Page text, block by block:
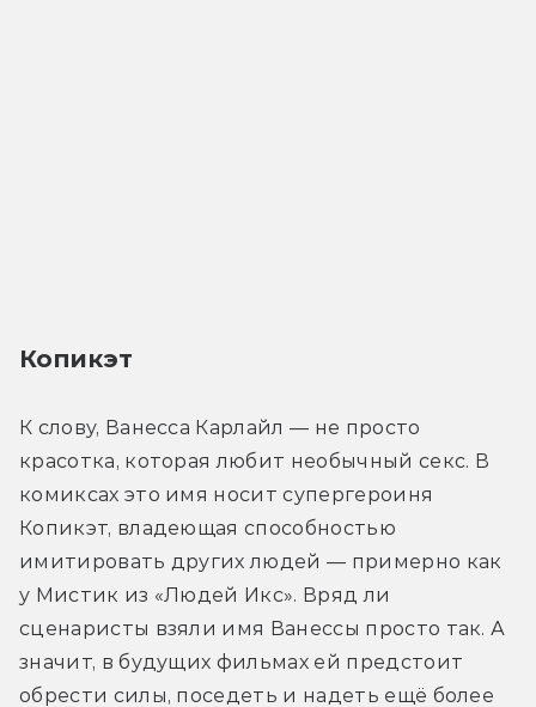
Копикэт
К слову, Ванесса Карлайл — не просто
красотка, которая любит необычный секс. В
комиксах это имя носит супергероиня
Копикэт, владеющая способностью
имитировать других людей — примерно как
у Мистик из «Людей Икс». Вряд ли
сценаристы взяли имя Ванессы просто так. А
значит, в будущих фильмах ей предстоит
обрести силы, поседеть и надеть ещё более